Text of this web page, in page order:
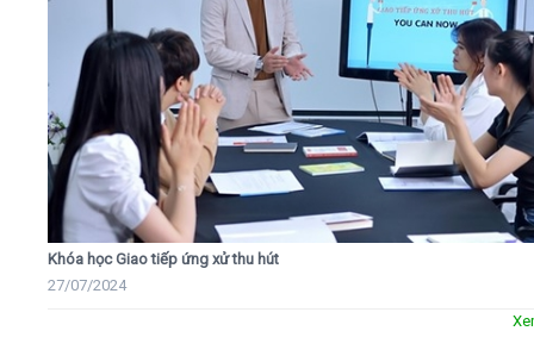
Khóa học Giao tiếp ứng xử thu hút
27/07/2024